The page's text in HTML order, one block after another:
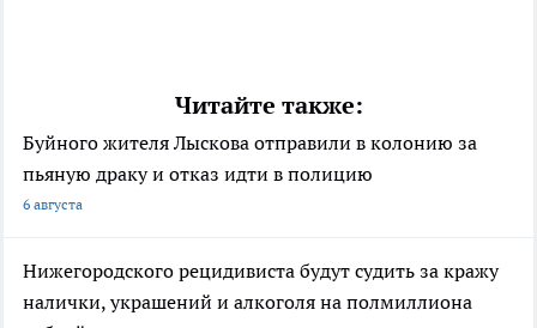
Читайте также:
Буйного жителя Лыскова отправили в колонию за
пьяную драку и отказ идти в полицию
6 августа
Нижегородского рецидивиста будут судить за кражу
налички, украшений и алкоголя на полмиллиона